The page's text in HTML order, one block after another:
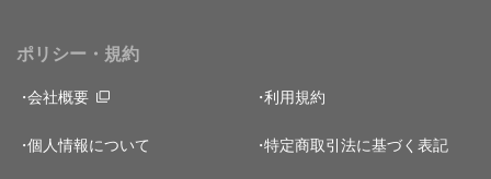
ポリシー・規約
会社概要 利用規約
個人情報について 特定商取引法に基づく表記